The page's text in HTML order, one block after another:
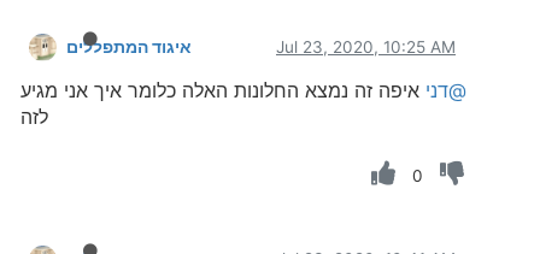
איגוד המתפללים Jul 23, 2020, 10:25 AM
@דני איפה זה נמצא החלונות האלה כלומר איך אני מגיע
לזה
0